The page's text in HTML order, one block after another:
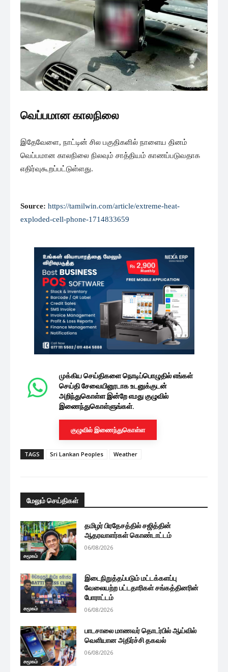
வெப்பமான காலநிலை
இதேவேளை, நாட்டின் சில பகுதிகளில் நாளைய தினம்
வெப்பமான காலநிலை நிலவும் சாத்தியம் காணப்படுவதாக
எதிர்வுகூறப்பட்டுள்ளது.
Source: https://tamilwin.com/article/extreme-heat-
exploded-cell-phone-1714833659
முக்கிய செய்திகளை நொடிப்பொழுதில் எங்கள்
செய்தி சேவையினூடாக உடனுக்குடன்
அறிந்துகொள்ள இன்றே எமது குழுவில்
இணைந்துகொள்ளுங்கள்.
குழுவில் இணைந்துகொள்ள
TAGS Sri Lankan Peoples Weather
மேலும் செய்திகள்
சமூகம்
தமிழர் பிரதேசத்தில் சஜித்தின்
ஆதரவாளர்கள் கொண்டாட்டம்
06/08/2026
சமூகம்
இடைநிறுத்தப்படும் மட்டக்களப்பு
வேலையற்ற பட்டதாரிகள் சங்கத்தினரின்
போராட்டம்
06/08/2026
சமூகம்
பாடசாலை மாணவர் தொடர்பில் ஆய்வில்
வெளியான அதிர்ச்சி தகவல்
06/08/2026